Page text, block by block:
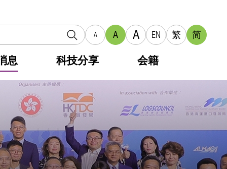
A A A EN 繁 简
息 科技分享 会籍